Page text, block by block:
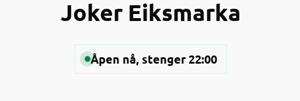
Joker Eiksmarka
Åpen nå, stenger 22:00